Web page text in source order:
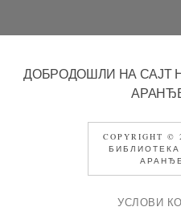
ДОБРОДОШЛИ НА САЈТ
COPYRIGHT
УСЛОВИ